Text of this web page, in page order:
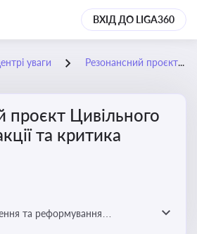
ВХІД ДО LIGA360
уваги Резонансний проєкт Цивільного кодексу: реакції та критика
проєкт Цивільного
та критика
та реформування